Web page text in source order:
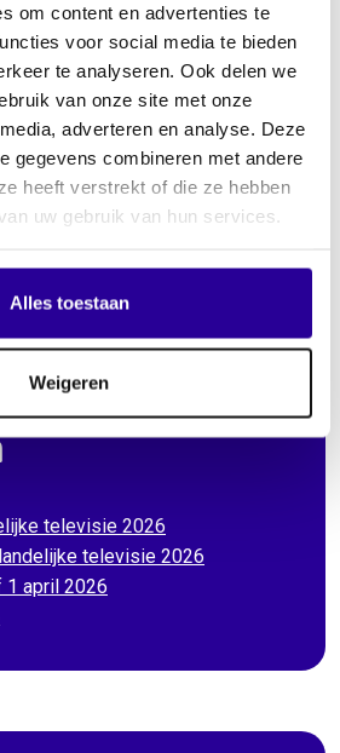
om content en advertenties te
voor social media te bieden
te analyseren. Ook delen we
van onze site met onze
adverteren en analyse. Deze
gegevens combineren met andere
heeft verstrekt of die ze hebben
uw gebruik van hun services.
Alles toestaan
Weigeren
landelijke televisie
contact op met media@sena.nl
contact op met media@sena.nl
televisie 2026
televisie 2026
1 april 2026